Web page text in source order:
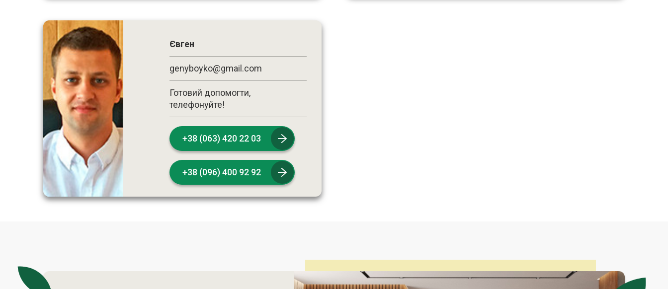
Євген
genyboyko@gmail.com
Готовий допомогти,
телефонуйте!
+38 (063) 420 22 03
+38 (096) 400 92 92